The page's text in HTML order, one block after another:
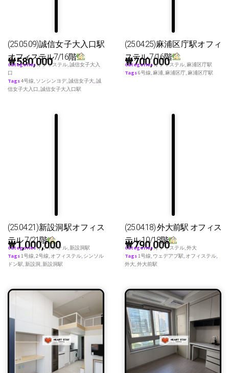
(25.05.09)誠信女子大入口駅
オフィステル7/16階
₩580,000
Categoriesオフィステル,誠信女子大入
口
Tags4号線, ソンシンヨデ,誠信女子大,誠
信女子大入口,誠信女子大入口駅
(25.04.25)麻浦区庁駅オフィ
ステル 7/16階
₩700,000
Categoriesオフィステル, 麻浦区庁駅
Tags6号線, 麻浦, 麻浦区庁, 麻浦区庁駅
(25.04.21)新設洞駅オフィス
テル 7/21階
₩1,000,000
Categoriesオフィステル,新設洞駅
Tags1号線,2号線, オフィステル, シンソル
ドン駅,新設洞 ,新設洞駅
(25.04.18) 外大前駅 オフィス
テル 10/18階
₩790,000
Categoriesオフィステル,外大
Tags1号線, ウェデアプ駅, オフィステル,
外大,外大前駅